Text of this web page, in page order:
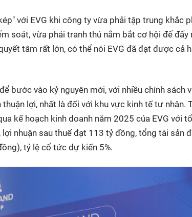
với EVG khi công ty vừa phải tập trung khắc
soát, vừa phải tranh thủ nắm bắt cơ hội để đẩy
tâm rất lớn, có thể nói EVG đã đạt được cả
bước vào kỷ nguyên mới, với nhiều chính sách
lợi, nhất là đối với khu vực kinh tế tư nhân.
kế hoạch kinh doanh năm 2025 của EVG với
nhuận sau thuế đạt 113 tỷ đồng, tổng tài sản
tỷ lệ cổ tức dự kiến 5%.